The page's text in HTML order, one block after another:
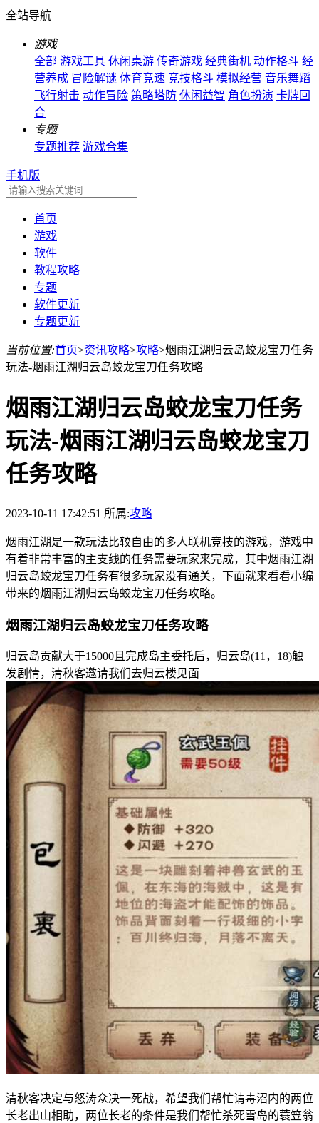
全站导航
游戏
全部 游戏工具 休闲桌游 传奇游戏 经典街机 动作格斗 经
营养成 冒险解谜 体育竞速 竞技格斗 模拟经营 音乐舞蹈
飞行射击 动作冒险 策略塔防 休闲益智 角色扮演 卡牌回
合
专题
专题推荐 游戏合集
手机版
首页
游戏
软件
教程攻略
专题
软件更新
专题更新
当前位置:首页>资讯攻略>攻略>烟雨江湖归云岛蛟龙宝刀任务
玩法-烟雨江湖归云岛蛟龙宝刀任务攻略
烟雨江湖归云岛蛟龙宝刀任务
玩法-烟雨江湖归云岛蛟龙宝刀
任务攻略
2023-10-11 17:42:51 所属:攻略
烟雨江湖是一款玩法比较自由的多人联机竞技的游戏，游戏中
有着非常丰富的主支线的任务需要玩家来完成，其中烟雨江湖
归云岛蛟龙宝刀任务有很多玩家没有通关，下面就来看看小编
带来的烟雨江湖归云岛蛟龙宝刀任务攻略。
烟雨江湖归云岛蛟龙宝刀任务攻略
归云岛贡献大于15000且完成岛主委托后，归云岛(11，18)触
发剧情，清秋客邀请我们去归云楼见面
清秋客决定与怒涛众决一死战，希望我们帮忙请毒沼内的两位
长老出山相助，两位长老的条件是我们帮忙杀死雪岛的蓑笠翁